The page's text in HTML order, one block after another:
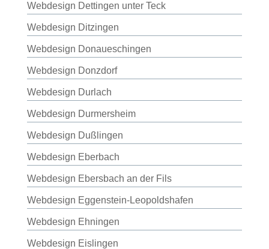
Webdesign Dettingen unter Teck
Webdesign Ditzingen
Webdesign Donaueschingen
Webdesign Donzdorf
Webdesign Durlach
Webdesign Durmersheim
Webdesign Dußlingen
Webdesign Eberbach
Webdesign Ebersbach an der Fils
Webdesign Eggenstein-Leopoldshafen
Webdesign Ehningen
Webdesign Eislingen